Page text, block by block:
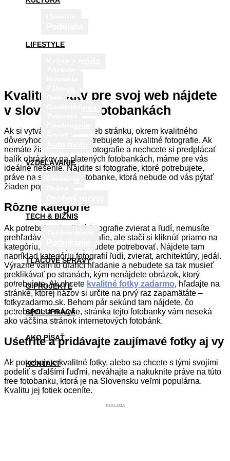
LIFESTYLE
VZDELÁVANIE
TECH & BIZNIS
TLAČOVÉ SPRÁVY
O PROJEKTE
SPOLUPRÁCA
AKO PÍSAŤ
KONTAKT
Kvalitné fotky pre svoj web nájdete
v slovenských fotobankách
Ak si vytvárate vlastnú web stránku, okrem kvalitného
dôveryhodného textu potrebujete aj kvalitné fotografie. Ak
nemáte žiadne kvalitné fotografie a nechcete si predplácať
balík obrázkov na platených fotobankách, máme pre vás
ideálne riešenie. Nájdite si fotografie, ktoré potrebujete,
práve na slovenskej fotobanke, ktorá nebude od vás pýtať
žiaden poplatok.
Rôzne kategórie
Ak potrebujete kvalitné fotografie zvierat a ľudí, nemusíte
prehľadávať všetky fotografie, ale stačí si kliknúť priamo na
kategóriu, z ktorej fotky budete potrebovať. Nájdete tam
napríklad kategóriu fotografií ľudí, zvierat, architektúry, jedál.
Výrazne vám to uľahčí hľadanie a nebudete sa tak musieť
preklikávať po stranách, kým nenájdete obrázok, ktorý
potrebujete. Ak chcete kvalitné fotky zadarmo, hľadajte na
stránke, ktorej názov si určite na prvý raz zapamätáte –
fotkyzadarmo.sk. Behom pár sekúnd tam nájdete, čo
potrebujete a navyše, stránka tejto fotobanky vám neseká
ako väčšina stránok internetových fotobánk.
Ušetrite a pridávajte zaujímavé fotky aj vy
Ak potrebujete kvalitné fotky, alebo sa chcete s tými svojimi
podeliť s ďalšími ľuďmi, neváhajte a nakuknite práve na túto
free fotobanku, ktorá je na Slovensku veľmi populárna.
Kvalitu jej fotiek oceníte.
REKLAMA